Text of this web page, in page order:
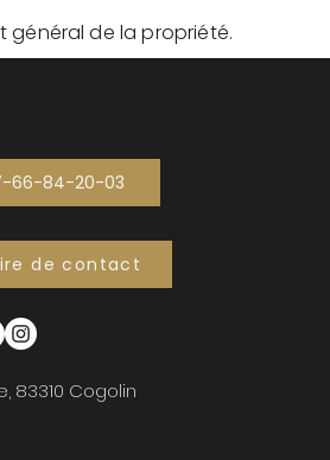
général de la propriété.
66-84-20-03
de contact
83310 Cogolin